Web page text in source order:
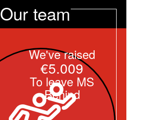
Our team
We've raised
€5.009
To leave MS
Behind